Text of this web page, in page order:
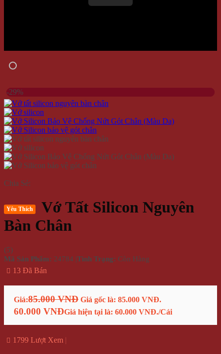
-29%
Chia Sẻ:
Yêu Thích
Vớ Tất Silicon Nguyên
Bàn Chân
(5)
Mã Sản Phẩm: 24784 |Tình Trạng: Còn Hàng
13 Đã Bán
Giá:85.000 VNĐ Giá gốc là: 85.000 VNĐ.
60.000 VNĐGiá hiện tại là: 60.000 VNĐ./Cái
1799 Lượt Xem